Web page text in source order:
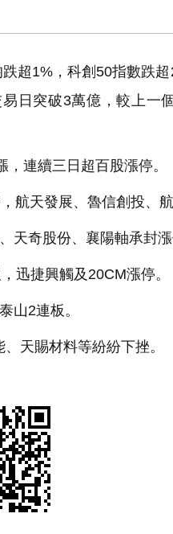
超1%，科創50指數跌
日突破3萬億，較上一
連續三日超百股漲停。
天發展、魯信創投、航
奇股份、襄陽軸承封漲
迅捷興觸及20CM漲停。
山2連板。
天賜材料等紛紛下挫。